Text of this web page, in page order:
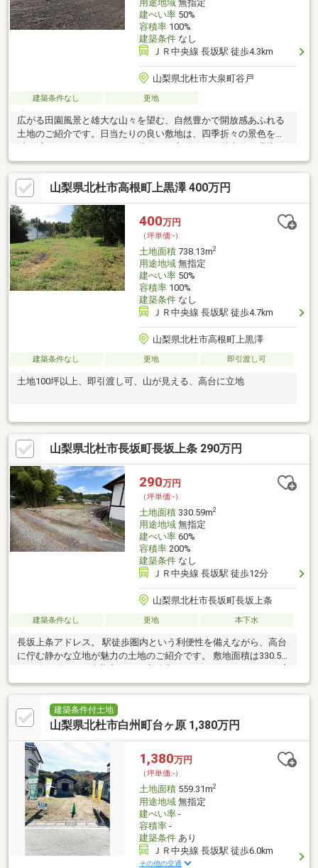
用途地域無指定
建ぺい率50%
容積率100%
建築条件なし
ＪＲ中央線 長坂駅 徒歩4.3km
山梨県北杜市大泉町谷戸
建築条件なし 更地
広がる田園風景と雄大な山々を望む、自然豊かで開放感あふれる
土地のご紹介です。日当たりの良い敷地は、四季折々の景色を身
す。周辺にはひまわり市場があり、日々のお買い物にも便利。さ
らに小学校・中学校が徒歩圏内に揃い、子育て世帯にも安心の住
環境となっています。流通が少なく、なかなか売りに出ない希少
なエリアに位置している点も大きな魅力です。自然の眺望と生活
利便性を兼ね備えた貴重な一画を、この機会にぜひご検討くださ
い。気になる方はお早めにお問い合わせください。
山梨県北杜市高根町上黒澤 400万円
400万円
（坪単価:-）
土地面積738.13m2
用途地域無指定
建ぺい率50%
容積率100%
建築条件なし
ＪＲ中央線 長坂駅 徒歩4.7km
山梨県北杜市高根町上黒澤
建築条件なし 更地 即引渡し可
土地100坪以上、即引渡し可、山が見える、高台に立地
山梨県北杜市長坂町長坂上条 290万円
290万円
（坪単価:-）
土地面積330.59m2
用途地域無指定
建ぺい率60%
容積率200%
建築条件なし
ＪＲ中央線 長坂駅 徒歩12分
山梨県北杜市長坂町長坂上条
建築条件なし 更地 本下水
長坂上条アドレス。 駅徒歩圏内という利便性を備えながら、高台
に佇む静かな立地が魅力の土地のご紹介です。 敷地面積は330.59
はもちろん、用途次第で多彩なプランニングが可能です。 敷地は
周囲よりも一段高い位置にあり、開放感のある眺望を確保。 高台
からは山並みを望み、走る電車の風景も楽しめる、どこか情緒を
感じるロケーションです。 また、隣接する竹林が風情を添え、四
どちらも大切にしたい方へ。 ぜひ現地で、この落ち着いた空気感
をご体感ください。
建築条件付土地
山梨県北杜市白州町台ヶ原 1,380万円
1,380万円
（坪単価:-）
土地面積559.31m2
用途地域無指定
建ぺい率-
容積率-
建築条件あり
ＪＲ中央線 長坂駅 徒歩6.0km
その他の交通